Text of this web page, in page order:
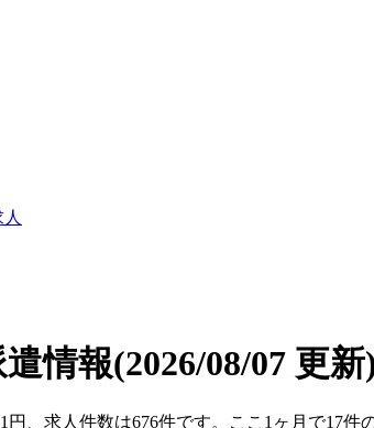
情報(2026/08/07 更新
、求人件数は676件です。ここ1ヶ月で17件